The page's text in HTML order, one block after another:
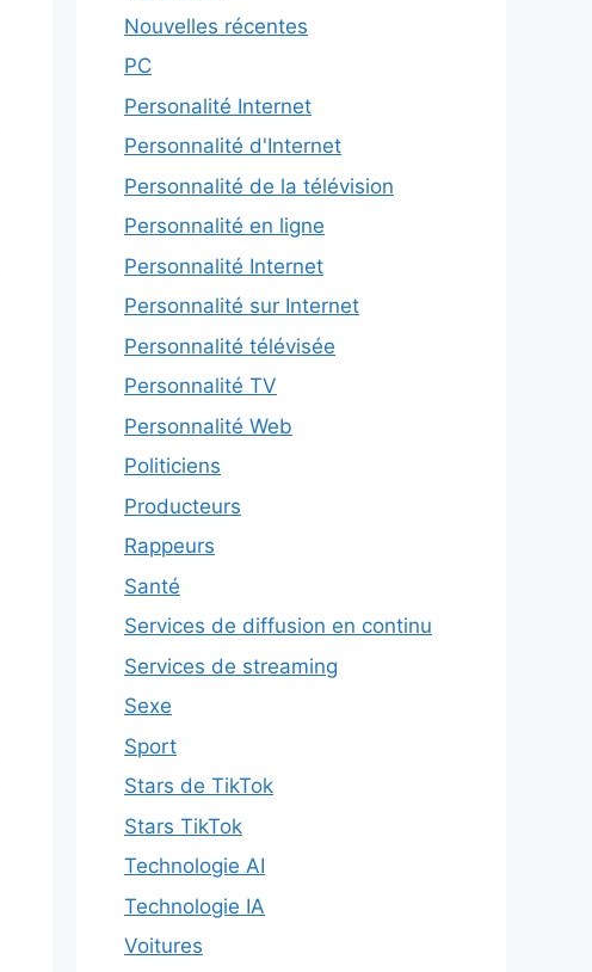
Nouvelles récentes
PC
Personalité Internet
Personnalité d'Internet
Personnalité de la télévision
Personnalité en ligne
Personnalité Internet
Personnalité sur Internet
Personnalité télévisée
Personnalité TV
Personnalité Web
Politiciens
Producteurs
Rappeurs
Santé
Services de diffusion en continu
Services de streaming
Sexe
Sport
Stars de TikTok
Stars TikTok
Technologie AI
Technologie IA
Voitures